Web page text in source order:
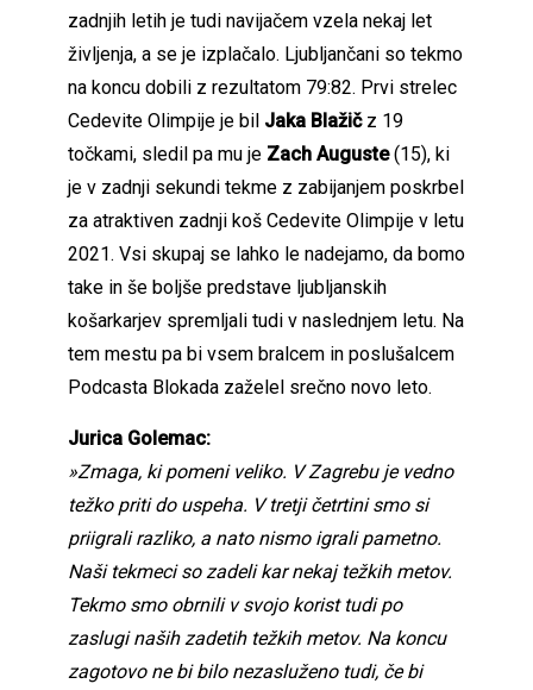
zadnjih letih je tudi navijačem vzela nekaj let
življenja, a se je izplačalo. Ljubljančani so tekmo
na koncu dobili z rezultatom 79:82. Prvi strelec
Cedevite Olimpije je bil Jaka Blažičz 19
točkami, sledil pa mu je Zach Auguste(15), ki
je v zadnji sekundi tekme z zabijanjem poskrbel
za atraktiven zadnji koš Cedevite Olimpije v letu
2021. Vsi skupaj se lahko le nadejamo, da bomo
take in še boljše predstave ljubljanskih
košarkarjev spremljali tudi v naslednjem letu. Na
tem mestu pa bi vsem bralcem in poslušalcem
Podcasta Blokada zaželel srečno novo leto.
Jurica Golemac:
»Zmaga, ki pomeni veliko. V Zagrebu je vedno
težko priti do uspeha. V tretji četrtini smo si
priigrali razliko, a nato nismo igrali pametno.
Naši tekmeci so zadeli kar nekaj težkih metov.
Tekmo smo obrnili v svojo korist tudi po
zaslugi naših zadetih težkih metov. Na koncu
zagotovo ne bi bilo nezasluženo tudi, če bi